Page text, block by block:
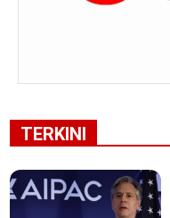
TERKINI